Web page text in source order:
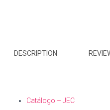
DESCRIPTION
Catálogo – JEC